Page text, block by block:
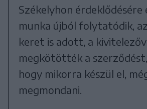
Székelyhon érdeklődésére
munka újból folytatódik,
keret is adott, a
megkötötték a
hogy mikorra készül el,
megmondani.